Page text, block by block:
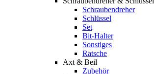
Schraubendreher
Schlüssel
Set
Bit-Halter
Sonstiges
Ratsche
Axt & Beil
Zubehör